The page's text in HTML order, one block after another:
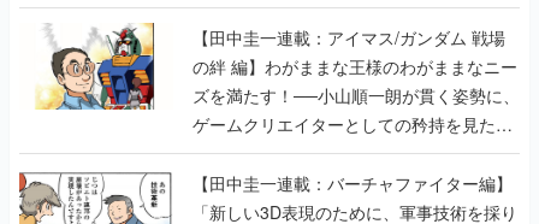
ズを満たす！──小山順一朗が貫く姿勢に、
ゲームクリエイターとしての矜持を見た
【若ゲのいたり最終回】
【田中圭一連載：バーチャファイター編】
「新しい3D表現のために、軍事技術を採り
入れたい」世界情勢を味方につけて、ゲー
ムに革命をもたらした鈴木 裕の功績【若ゲ
のいたり】